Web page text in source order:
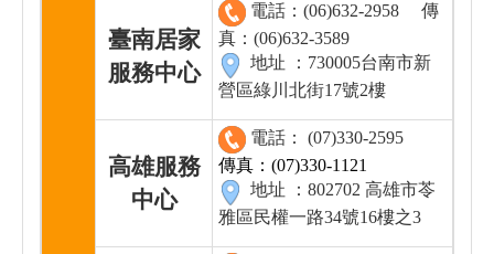
臺南居家
服務中心
電話：(06)632-2958 傳
真：(06)632-3589
地址 ：730005台南市新
營區綠川北街17號2樓
高雄服務
中心
電話： (07)330-2595
傳真：(07)330-1121
地址 ：802702 高雄市苓
雅區民權一路34號16樓之3